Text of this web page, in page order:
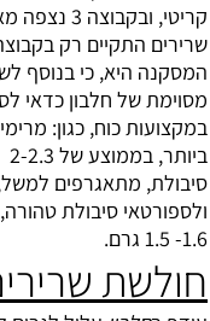
קריטי,
שרירים התקיים רק בקבוצה
המסקנה היא, כי בנוסף
מסוימת של חלבון כדאי
במקצועות כוח, כגון:
ולספורטאי סיבולת
1.6- 1.5 גרם.
חולשת